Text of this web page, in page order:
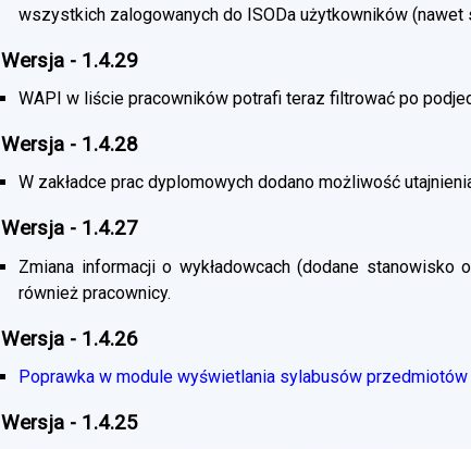
wszystkich zalogowanych do ISODa użytkowników (nawet
Wersja - 1.4.29
WAPI w liście pracowników potrafi teraz filtrować po
Wersja - 1.4.28
W zakładce prac dyplomowych dodano możliwość
Wersja - 1.4.27
Zmiana informacji o wykładowcach (dodane
również pracownicy.
Wersja - 1.4.26
Poprawka w module wyświetlania sylabusów
Wersja - 1.4.25